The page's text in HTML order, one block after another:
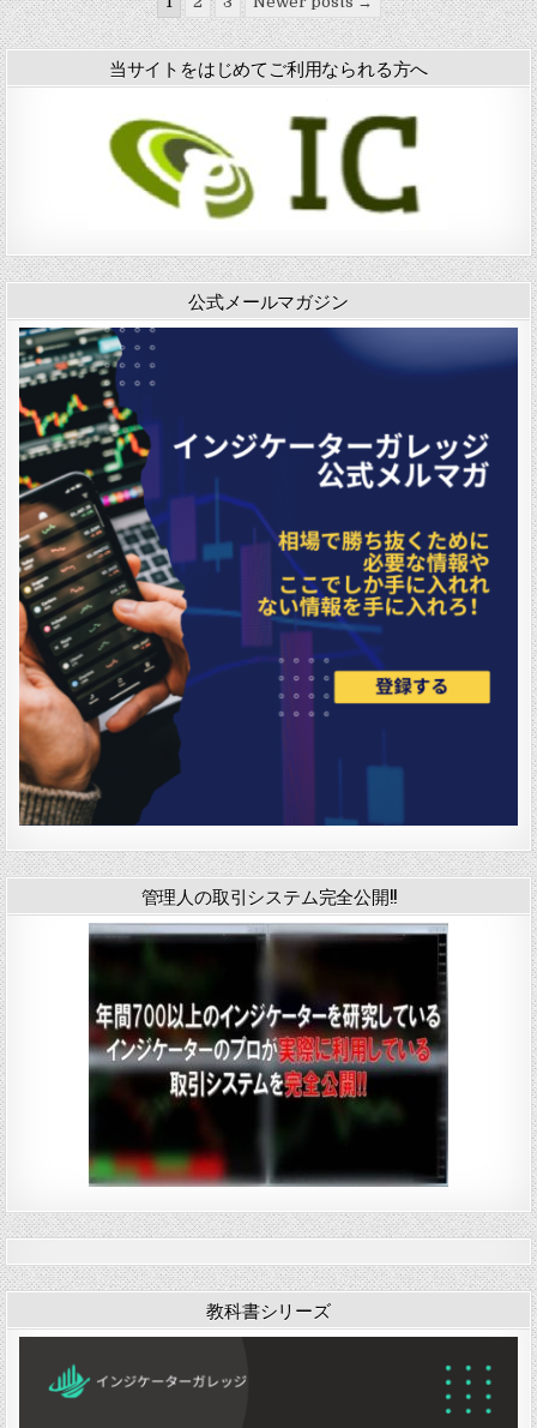
稿
ペ
当サイトをはじめてご利用なられる方へ
公式メールマガジン
管理人の取引システム完全公開!!
教科書シリーズ